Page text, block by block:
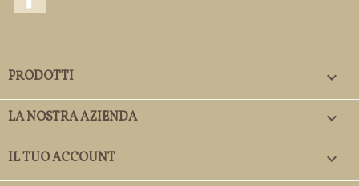
PRODOTTI 
LA NOSTRA AZIENDA 
IL TUO ACCOUNT 